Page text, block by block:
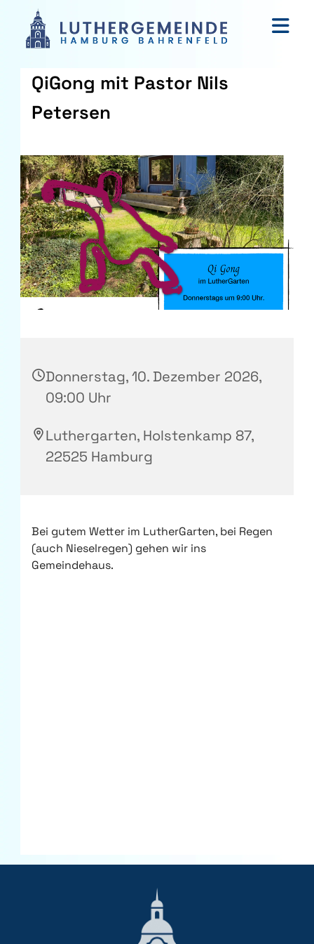
QiGong mit Pastor Nils
Petersen
Donnerstag, 10. Dezember 2026,
09:00 Uhr
Luthergarten, Holstenkamp 87,
22525 Hamburg
Bei gutem Wetter im LutherGarten, bei Regen
(auch Nieselregen) gehen wir ins
Gemeindehaus.